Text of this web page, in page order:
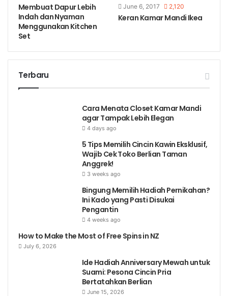
Membuat Dapur Lebih
Indah dan Nyaman
Menggunakan Kitchen
Set
June 6, 2017 2,120
Keran Kamar Mandi Ikea
Terbaru
Cara Menata Closet Kamar Mandi
agar Tampak Lebih Elegan
4 days ago
5 Tips Memilih Cincin Kawin Eksklusif,
Wajib Cek Toko Berlian Taman
Anggrek!
3 weeks ago
Bingung Memilih Hadiah Pernikahan?
Ini Kado yang Pasti Disukai
Pengantin
4 weeks ago
How to Make the Most of Free Spins in NZ
July 6, 2026
Ide Hadiah Anniversary Mewah untuk
Suami: Pesona Cincin Pria
Bertatahkan Berlian
June 15, 2026